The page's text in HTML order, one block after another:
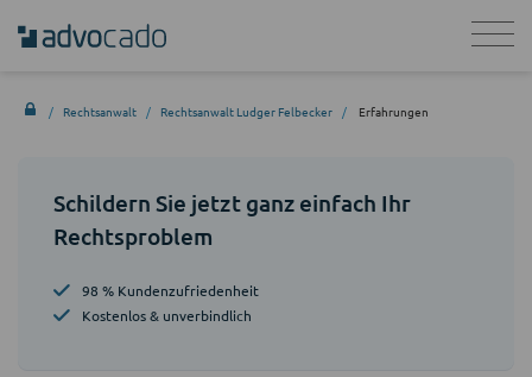
Rechtsanwalt Rechtsanwalt Ludger Felbecker Erfahrungen
Schildern Sie jetzt ganz einfach Ihr
Rechtsproblem
98 % Kundenzufriedenheit
Kostenlos & unverbindlich